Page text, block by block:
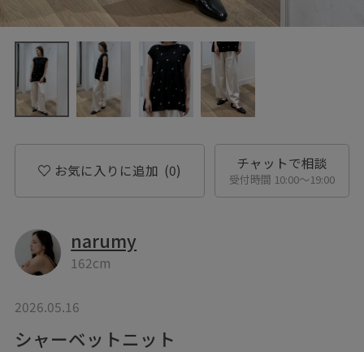
お気に入りに追加 (0) チャットで相談
受付時間 10:00〜19:00
narumy
162cm
2026.05.16
シャーベットニット